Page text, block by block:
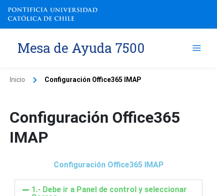
contenido
Mesa de Ayuda 7500
Inicio Configuración Office365 IMAP
Configuración Office365
IMAP
Configuración Office365 IMAP
1.- Debe ir a Panel de control y seleccionar